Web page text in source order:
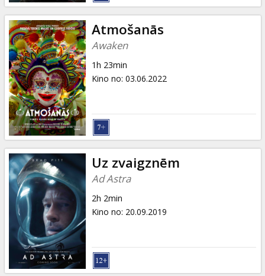
Atmošanās
Awaken
1h 23min
Kino no: 03.06.2022
Uz zvaigznēm
Ad Astra
2h 2min
Kino no: 20.09.2019